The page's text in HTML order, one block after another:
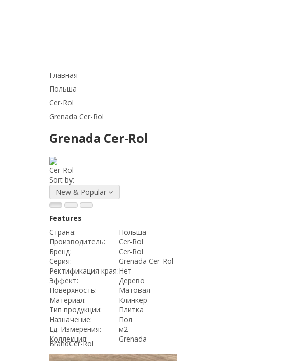
Главная
Польша
Cer-Rol
Grenada Cer-Rol
Grenada Cer-Rol
Cer-Rol
Sort by:
New & Popular
Features
Страна:
Польша
Производитель:
Cer-Rol
Бренд:
Cer-Rol
Серия:
Grenada Cer-Rol
Ректификация края:Нет
Эффект:
Дерево
Поверхность:
Матовая
Материал:
Клинкер
Тип продукции:
Плитка
Назначение:
Пол
Ед. Измерения:
м2
Коллекция:
Grenada
BrandCer-Rol